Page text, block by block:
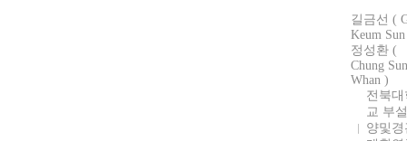
길금선 (
Keum
정성환 (
Chung
Whan )
전북대
교 부
양및경